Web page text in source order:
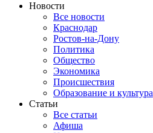
Новости
Все новости
Краснодар
Ростов-на-Дону
Политика
Общество
Экономика
Происшествия
Образование и культура
Статьи
Все статьи
Афиша